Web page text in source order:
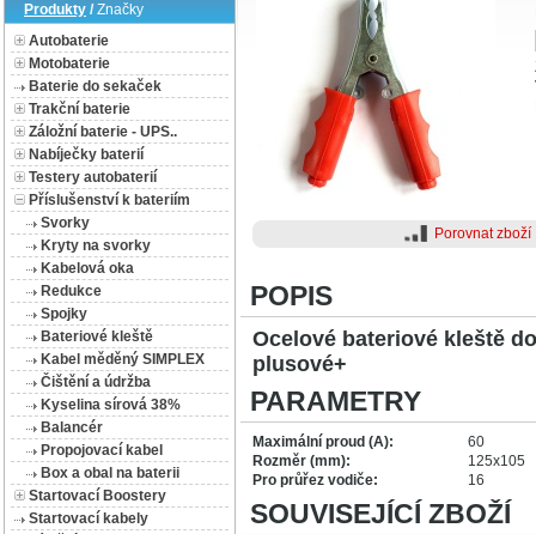
Produkty /Značky
Autobaterie
Motobaterie
Baterie do sekaček
Trakční baterie
Záložní baterie - UPS..
Nabíječky baterií
Testery autobaterií
Příslušenství k bateriím
Svorky
Kryty na svorky
Kabelová oka
Redukce
Spojky
Bateriové kleště
Kabel měděný SIMPLEX
Čištění a údržba
Kyselina sírová 38%
Balancér
Propojovací kabel
Box a obal na baterii
Startovací Boostery
Startovací kabely
Porovnat zboží
POPIS
Ocelové bateriové kleště
plusové+
PARAMETRY
Maximální proud (A):
60
Rozměr (mm):
125x105
Pro průřez vodiče:
16
SOUVISEJÍCÍ ZBOŽÍ